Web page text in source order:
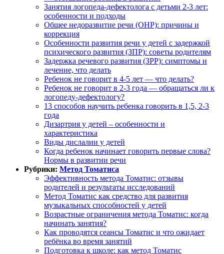
Занятия логопеда-дефектолога с детьми 2-3 лет:
особенности и подходы
Общее недоразвитие речи (ОНР): причины и
коррекция
Особенности развития речи у детей с задержкой
психического развития (ЗПР): советы родителям
Задержка речевого развития (ЗРР): симптомы и
лечение, что делать
Ребенок не говорит в 4-5 лет — что делать?
Ребенок не говорит в 2-3 года — обращаться ли к
логопеду-дефектологу?
13 способов научить ребенка говорить в 1,5, 2-3
года
Дизартрия у детей – особенности и
характеристика
Виды дислалии у детей
Когда ребенок начинает говорить первые слова?
Нормы в развитии речи
Рубрики: Метод Томатиса
Эффективность метода Томатис: отзывы
родителей и результаты исследований
Метод Томатис как средство для развития
музыкальных способностей у детей
Возрастные ограничения метода Томатис: когда
начинать занятия?
Как проводятся сеансы Томатис и что ожидает
ребёнка во время занятий
Подготовка к школе: как метод Томатис